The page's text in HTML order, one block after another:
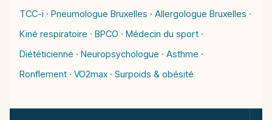
TCC-i · Pneumologue Bruxelles · Allergologue Bruxelles ·
Kiné respiratoire · BPCO · Médecin du sport ·
Diététicienne · Neuropsychologue · Asthme ·
Ronflement · VO2max · Surpoids & obésité